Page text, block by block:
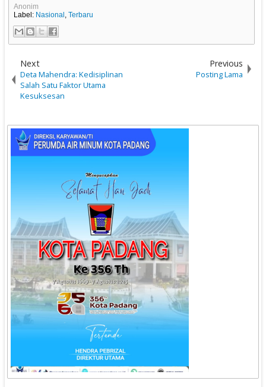
Anonim
Label: Nasional ,Terbaru
Next
Deta Mahendra: Kedisiplinan
Salah Satu Faktor Utama
Kesuksesan
Previous
Posting Lama